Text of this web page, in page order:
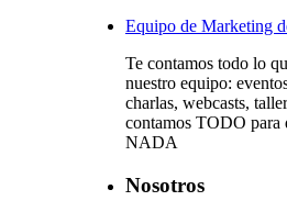
Equipo de Marketing
Te contamos todo lo
nuestro equipo:
charlas, webcasts,
contamos TODO para
NADA
Nosotros